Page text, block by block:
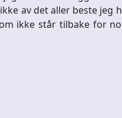
av det aller beste jeg
ikke står tilbake for